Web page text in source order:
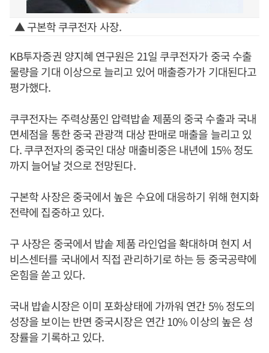
▲ 구본학 쿠쿠전자 사장.
KB투자증권 양지혜 연구원은 21일 쿠쿠전자가 중국 수출
물량을 기대 이상으로 늘리고 있어 매출증가가 기대된다고
평가했다.
쿠쿠전자는 주력상품인 압력밥솥 제품의 중국 수출과 국내
면세점을 통한 중국 관광객 대상 판매로 매출을 늘리고 있
다. 쿠쿠전자의 중국인 대상 매출비중은 내년에 15% 정도
까지 늘어날 것으로 전망된다.
구본학 사장은 중국에서 높은 수요에 대응하기 위해 현지화
전략에 집중하고 있다.
구 사장은 중국에서 밥솥 제품 라인업을 확대하며 현지 서
비스센터를 국내에서 직접 관리하기로 하는 등 중국공략에
온힘을 쏟고 있다.
국내 밥솥시장은 이미 포화상태에 가까워 연간 5% 정도의
성장을 보이는 반면 중국시장은 연간 10% 이상의 높은 성
장률을 기록하고 있다.